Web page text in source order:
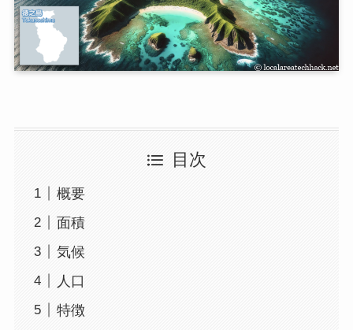
目次
概要
面積
気候
人口
特徴